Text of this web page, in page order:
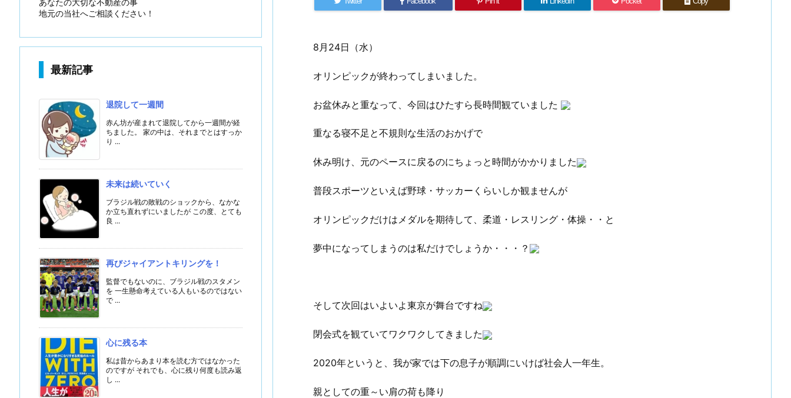
8月24日（水）
オリンピックが終わってしまいました。
お盆休みと重なって、今回はひたすら長時間観ていました
重なる寝不足と不規則な生活のおかげで
休み明け、元のペースに戻るのにちょっと時間がかかりました
普段スポーツといえば野球・サッカーくらいしか観ませんが
オリンピックだけはメダルを期待して、柔道・レスリング・体操・・と
夢中になってしまうのは私だけでしょうか・・・？
そして次回はいよいよ東京が舞台ですね
閉会式を観ていてワクワクしてきました
2020年というと、我が家では下の息子が順調にいけば社会人一年生。
親としての重～い肩の荷も降り
あなたの大切な不動産の事
地元の当社へご相談ください！
最新記事
退院して一週間
赤ん坊が産まれて退院してから一週間が経
ちました。 家の中は、それまでとはすっか
り ...
未来は続いていく
ブラジル戦の敗戦のショックから、なかな
か立ち直れずにいましたが この度、とても
良 ...
再びジャイアントキリングを！
監督でもないのに、ブラジル戦のスタメン
を 一生懸命考えている人もいるのではない
で ...
心に残る本
私は昔からあまり本を読む方ではなかった
のですが それでも、心に残り何度も読み返
し ...